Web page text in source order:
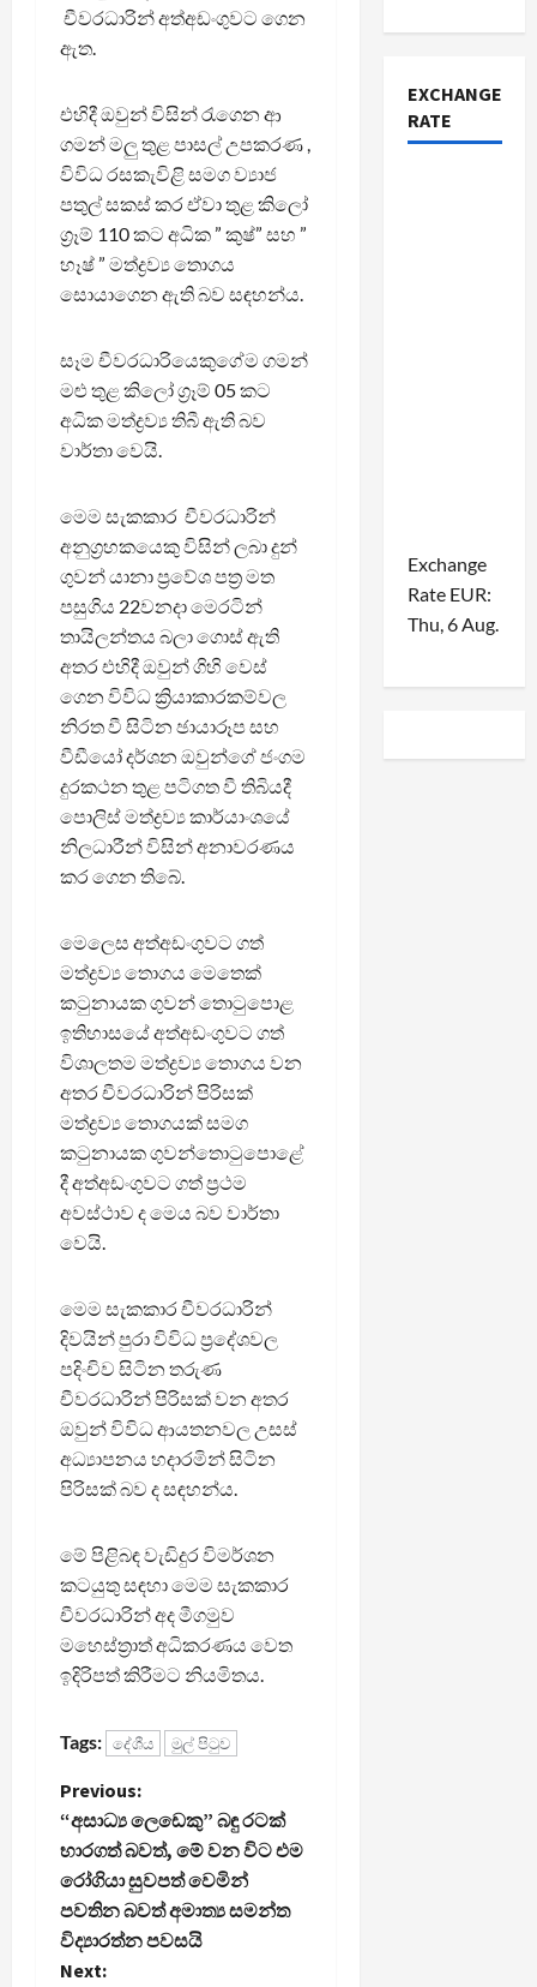
චීවරධාරින් අත්අඩංගුවට ගෙන
ඇත.
එහිදී ඔවුන් විසින් රැගෙන ආ
ගමන් මලු තුළ පාසල් උපකරණ ,
විවිධ රසකැවිළි සමග ව්‍යාජ
පතුල් සකස් කර ඒවා තුළ කිලෝ
ග්‍රෑම් 110 කට අධික ” කුෂ්” සහ ”
හෑෂ් ” මත්ද්‍රව්‍ය තොගය
සොයාගෙන ඇති බව සඳහන්ය.
සෑම චීවරධාරියෙකුගේම ගමන්
මළු තුළ කිලෝ ග්‍රෑම් 05 කට
අධික මත්ද්‍රව්‍ය තිබී ඇති බව
වාර්තා වෙයි.
මෙම සැකකාර චීවරධාරින්
අනුග්‍රහකයෙකු විසින් ලබා දුන්
ගුවන් යානා ප්‍රවේශ පත්‍ර මත
පසුගිය 22වනදා මෙරටින්
තායිලන්තය බලා ගොස් ඇති
අතර එහිදී ඔවුන් ගිහි වෙස්
ගෙන විවිධ ක්‍රියාකාරකම්වල
නිරත වී සිටින ඡායාරූප සහ
වීඩීයෝ දර්ශන ඔවුන්ගේ ජංගම
දුරකථන තුළ පටිගත වී තිබියදී
පොලිස් මත්ද්‍රව්‍ය කාර්යාංශයේ
නිලධාරීන් විසින් අනාවරණය
කර ගෙන තිබේ.
මෙලෙස අත්අඩංගුවට ගත්
මත්ද්‍රව්‍ය තොගය මෙතෙක්
කටුනායක ගුවන් තොටුපොළ
ඉතිහාසයේ අත්අඩංගුවට ගත්
විශාලතම මත්ද්‍රව්‍ය තොගය වන
අතර චීවරධාරින් පිරිසක්
මත්ද්‍රව්‍ය තොගයක් සමග
කටුනායක ගුවන්තොටුපොළේ
දී අත්අඩංගුවට ගත් ප්‍රථම
අවස්ථාව ද මෙය බව වාර්තා
වෙයි.
මෙම සැකකාර චීවරධාරින්
දිවයින් පුරා විවිධ ප්‍රදේශවල
පදිංචිව සිටින තරුණ
චීවරධාරින් පිරිසක් වන අතර
ඔවුන් විවිධ ආයතනවල උසස්
අධ්‍යාපනය හදාරමින් සිටින
පිරිසක් බව ද සඳහන්ය.
මේ පිළිබඳ වැඩිදුර විමර්ශන
කටයුතු සඳහා මෙම සැකකාර
චීවරධාරින් අද මීගමුව
මහෙස්ත්‍රාත් අධිකරණය වෙත
ඉදිරිපත් කිරීමට නියමිතය.
Tags: දේශීය මුල් පිටුව
P
o
s
t
Previous:
“අසාධ්‍ය ලෙඩෙකු” බඳු රටක්
භාරගත් බවත්, මේ වන විට එම
රෝගියා සුවපත් වෙමින්
පවතින බවත් අමාත්‍ය සමන්ත
විද්‍යාරත්න පවසයි
Next:
EXCHANGE
RATE
Exchange
Rate EUR:
Thu, 6 Aug.